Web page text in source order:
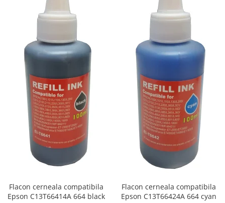
Flacon cerneala compatibila
Epson C13T66414A 664 black
Flacon cerneala compatibila
Epson C13T66424A 664 cyan